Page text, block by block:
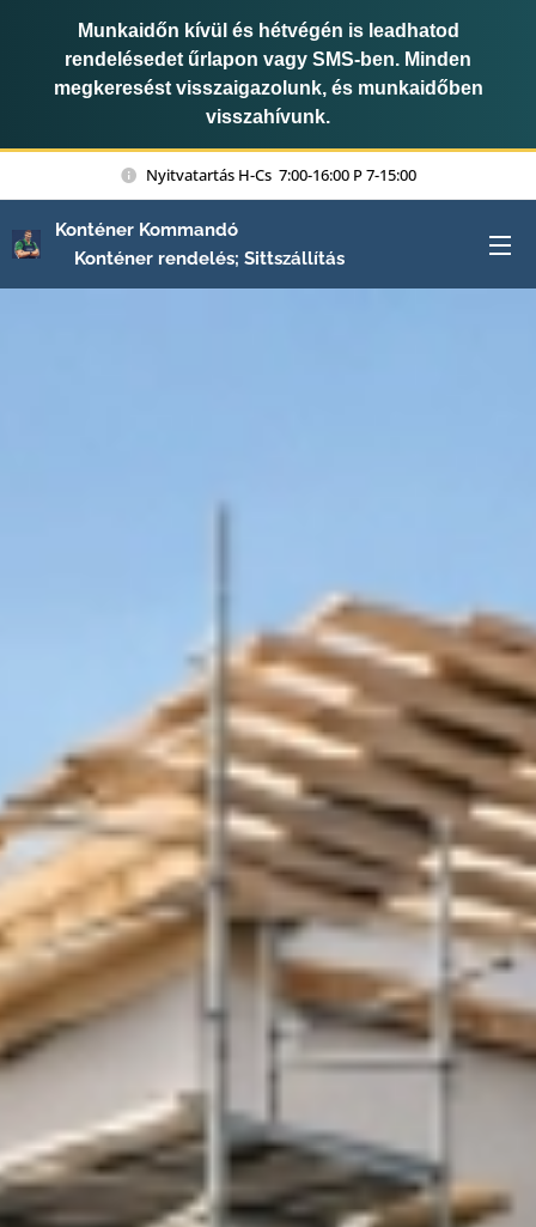
Munkaidőn kívül és hétvégén is leadhatod
rendelésedet űrlapon vagy SMS-ben. Minden
megkeresést visszaigazolunk, és munkaidőben
visszahívunk.
Nyitvatartás H-Cs 7:00-16:00 P 7-15:00
Konténer Kommandó
Konténer rendelés; Sittszállítás